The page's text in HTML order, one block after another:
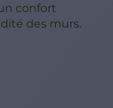
confort
des murs.